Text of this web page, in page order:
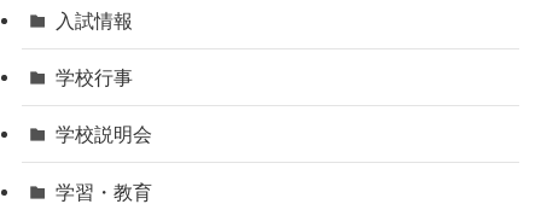
入試情報
学校行事
学校説明会
学習・教育